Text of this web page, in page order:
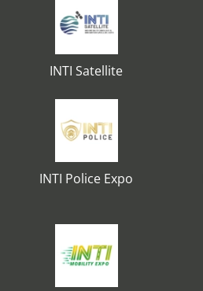
INTI Satellite
INTI Police Expo